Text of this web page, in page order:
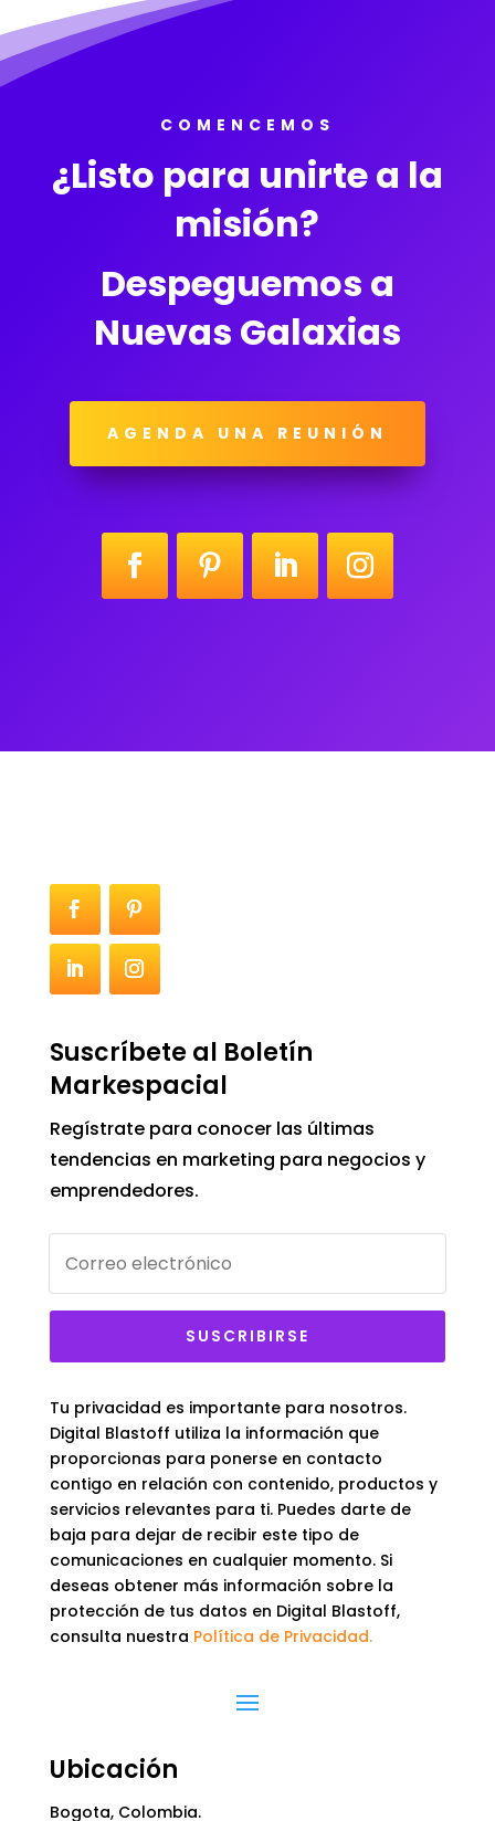
COMENCEMOS
¿Listo para unirte a la
misión?
Despeguemos a
Nuevas Galaxias
AGENDA UNA REUNIÓN
Suscríbete al Boletín
Markespacial
Regístrate para conocer las últimas
tendencias en marketing para negocios y
emprendedores.
SUSCRIBIRSE
Tu privacidad es importante para nosotros.
Digital Blastoff utiliza la información que
proporcionas para ponerse en contacto
contigo en relación con contenido, productos y
servicios relevantes para ti. Puedes darte de
baja para dejar de recibir este tipo de
comunicaciones en cualquier momento. Si
deseas obtener más información sobre la
protección de tus datos en Digital Blastoff,
consulta nuestra Política de Privacidad.
Ubicación
Bogota, Colombia.